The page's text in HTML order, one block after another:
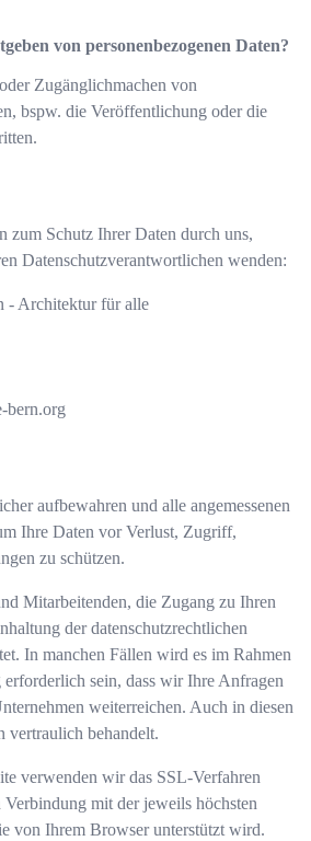
von personenbezogenen Daten?
Zugänglichmachen von
bspw. die Veröffentlichung oder die
zum Schutz Ihrer Daten durch uns,
Datenschutzverantwortlichen wenden:
- Architektur für alle
bern.org
aufbewahren und alle angemessenen
Ihre Daten vor Verlust, Zugriff,
zu schützen.
Mitarbeitenden, die Zugang zu Ihren
der datenschutzrechtlichen
In manchen Fällen wird es im Rahmen
sein, dass wir Ihre Anfragen
weiterreichen. Auch in diesen
vertraulich behandelt.
verwenden wir das SSL-Verfahren
mit der jeweils höchsten
von Ihrem Browser unterstützt wird.